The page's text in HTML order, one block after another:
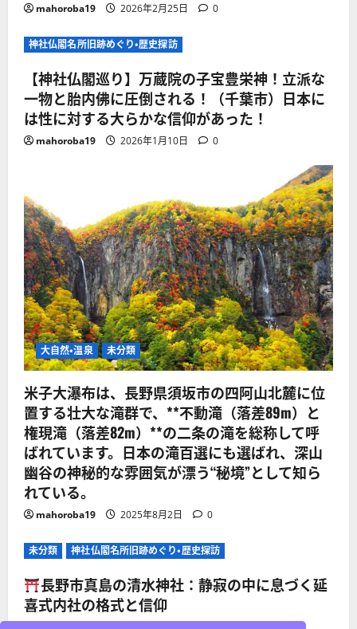
mahoroba19 2026年2月25日 0
神社仏閣名所旧跡めぐり・歴史探訪
【神社仏閣巡り】万蔵院の子宝豊栄神！立派な
一物と胎内佛に圧倒される！（千葉市）日本に
は性に対する大らかな信仰があった！
mahoroba19 2026年1月10日 0
大自然・温泉 未分類
米子大瀑布は、長野県須坂市の四阿山北麓に位
置する壮大な滝群で、**不動滝（落差89m）と
権現滝（落差82m）**の二条の滝を総称して呼
ばれています。日本の滝百選にも選ばれ、深山
幽谷の神秘的な雰囲気が漂う“秘境”として知ら
れている。
mahoroba19 2025年8月2日 0
未分類 神社仏閣名所旧跡めぐり・歴史探訪
長野市真島の清水神社：静寂の中に息づく延
喜式内社の格式と信仰